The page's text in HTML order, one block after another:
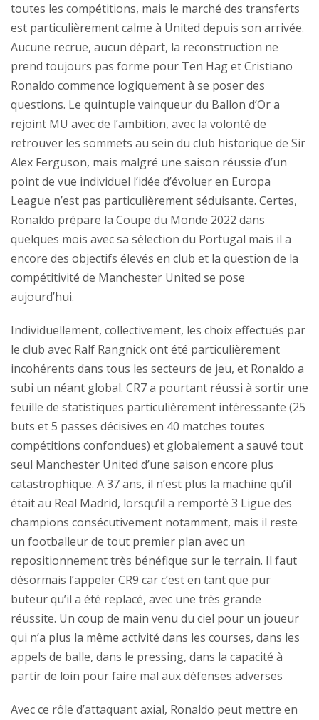
toutes les compétitions, mais le marché des transferts
est particulièrement calme à United depuis son arrivée.
Aucune recrue, aucun départ, la reconstruction ne
prend toujours pas forme pour Ten Hag et Cristiano
Ronaldo commence logiquement à se poser des
questions. Le quintuple vainqueur du Ballon d’Or a
rejoint MU avec de l’ambition, avec la volonté de
retrouver les sommets au sein du club historique de Sir
Alex Ferguson, mais malgré une saison réussie d’un
point de vue individuel l’idée d’évoluer en Europa
League n’est pas particulièrement séduisante. Certes,
Ronaldo prépare la Coupe du Monde 2022 dans
quelques mois avec sa sélection du Portugal mais il a
encore des objectifs élevés en club et la question de la
compétitivité de Manchester United se pose
aujourd’hui.
Individuellement, collectivement, les choix effectués par
le club avec Ralf Rangnick ont été particulièrement
incohérents dans tous les secteurs de jeu, et Ronaldo a
subi un néant global. CR7 a pourtant réussi à sortir une
feuille de statistiques particulièrement intéressante (25
buts et 5 passes décisives en 40 matches toutes
compétitions confondues) et globalement a sauvé tout
seul Manchester United d’une saison encore plus
catastrophique. A 37 ans, il n’est plus la machine qu’il
était au Real Madrid, lorsqu’il a remporté 3 Ligue des
champions consécutivement notamment, mais il reste
un footballeur de tout premier plan avec un
repositionnement très bénéfique sur le terrain. Il faut
désormais l’appeler CR9 car c’est en tant que pur
buteur qu’il a été replacé, avec une très grande
réussite. Un coup de main venu du ciel pour un joueur
qui n’a plus la même activité dans les courses, dans les
appels de balle, dans le pressing, dans la capacité à
partir de loin pour faire mal aux défenses adverses
Avec ce rôle d’attaquant axial, Ronaldo peut mettre en